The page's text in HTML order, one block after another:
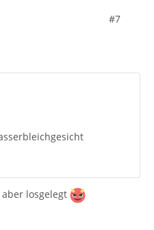
#7
losgelegt